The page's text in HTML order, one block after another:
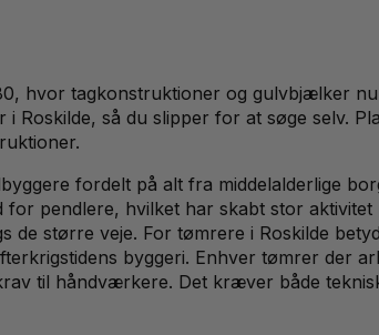
hvor tagkonstruktioner og gulvbjælker
Roskilde, så du slipper for at søge selv.
fordelt på alt fra middelalderlige
pendlere, hvilket har skabt stor
de større veje. For tømrere i Roskilde
byggeri. Enhver tømrer der
til håndværkere. Det kræver både